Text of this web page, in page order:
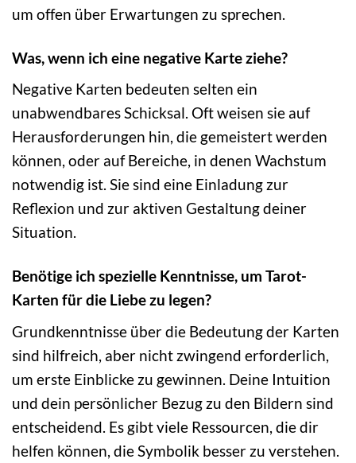
um offen über Erwartungen zu sprechen.
Was, wenn ich eine negative Karte ziehe?
Negative Karten bedeuten selten ein
unabwendbares Schicksal. Oft weisen sie auf
Herausforderungen hin, die gemeistert werden
können, oder auf Bereiche, in denen Wachstum
notwendig ist. Sie sind eine Einladung zur
Reflexion und zur aktiven Gestaltung deiner
Situation.
Benötige ich spezielle Kenntnisse, um Tarot-
Karten für die Liebe zu legen?
Grundkenntnisse über die Bedeutung der Karten
sind hilfreich, aber nicht zwingend erforderlich,
um erste Einblicke zu gewinnen. Deine Intuition
und dein persönlicher Bezug zu den Bildern sind
entscheidend. Es gibt viele Ressourcen, die dir
helfen können, die Symbolik besser zu verstehen.